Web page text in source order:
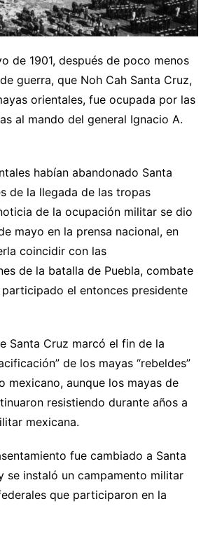
de 1901, después de poco menos
guerra, que Noh Cah Santa Cruz,
orientales, fue ocupada por las
al mando del general Ignacio A.
habían abandonado Santa
de la llegada de las tropas
de la ocupación militar se dio
mayo en la prensa nacional, en
coincidir con las
de la batalla de Puebla, combate
el entonces presidente
Santa Cruz marcó el fin de la
de los mayas “rebeldes”
mexicano, aunque los mayas de
resistiendo durante años a
mexicana.
fue cambiado a Santa
se instaló un campamento militar
que participaron en la